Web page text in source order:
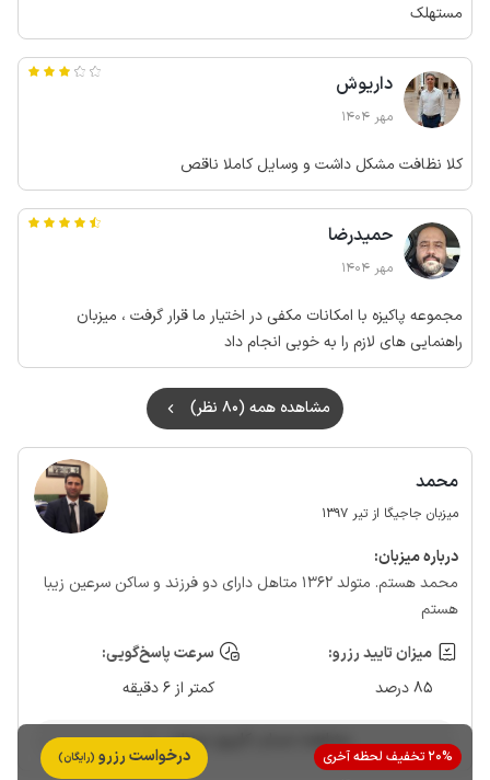
مستهلک
داریوش
مهر 1404
کلا نظافت مشکل داشت و وسایل کاملا ناقص
حمیدرضا
مهر 1404
مجموعه پاکیزه با امکانات مکفی در اختیار ما قرار گرفت ، میزبان
راهنمایی های لازم را به خوبی انجام داد
مشاهده همه (80 نظر)
محمد
میزبان جاجیگا از تیر 1397
درباره‌ میزبان:
محمد هستم. متولد ۱۳۶۲ متاهل دارای دو فرزند و ساکن سرعین زیبا
هستم
میزان تایید رزرو:
85 درصد
سرعت پاسخ‌گویی:
کمتر از 6 دقیقه
مشاهده حساب کاربری میزبان
20% تخفیف لحظه آخری
درخواست رزرو (رایگان)